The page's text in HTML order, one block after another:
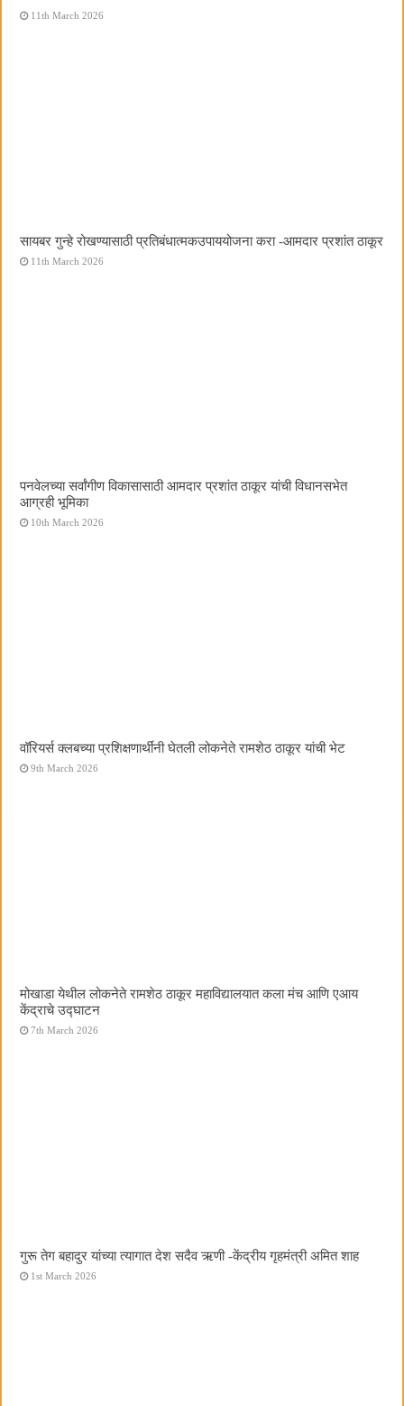
11th March 2026
सायबर गुन्हे रोखण्यासाठी प्रतिबंधात्मकउपाययोजना करा -आमदार प्रशांत ठाकूर
11th March 2026
पनवेलच्या सर्वांगीण विकासासाठी आमदार प्रशांत ठाकूर यांची विधानसभेत
आग्रही भूमिका
10th March 2026
वॉरियर्स क्लबच्या प्रशिक्षणार्थींनी घेतली लोकनेते रामशेठ ठाकूर यांची भेट
9th March 2026
मोखाडा येथील लोकनेते रामशेठ ठाकूर महाविद्यालयात कला मंच आणि एआय
केंद्राचे उद्घाटन
7th March 2026
गुरू तेग बहादुर यांच्या त्यागात देश सदैव ऋणी -केंद्रीय गृहमंत्री अमित शाह
1st March 2026